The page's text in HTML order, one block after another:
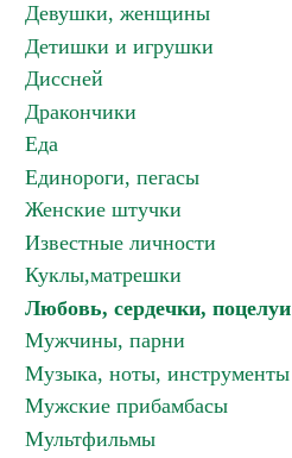
Девушки, женщины
Детишки и игрушки
Диссней
Дракончики
Еда
Единороги, пегасы
Женские штучки
Известные личности
Куклы,матрешки
Любовь, сердечки, поцелуи
Мужчины, парни
Музыка, ноты, инструменты
Мужские прибамбасы
Мультфильмы